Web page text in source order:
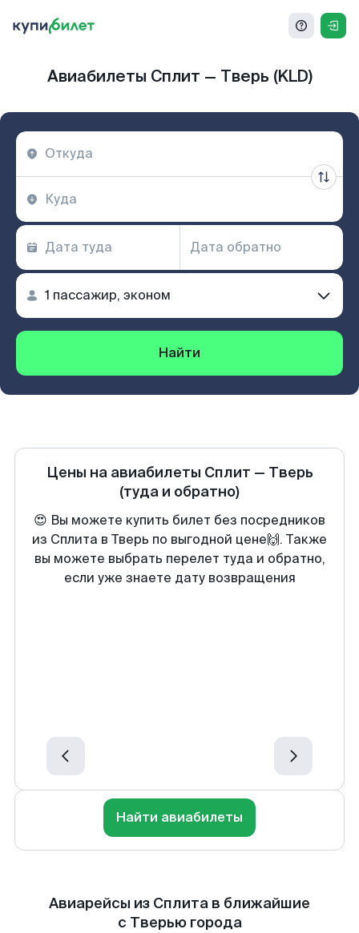
Авиабилеты Сплит — Тверь (KLD)
Найти
Цены на авиабилеты Сплит — Тверь
(туда и обратно)
😍 Вы можете купить билет без посредников
из Сплита в Тверь по выгодной цене🙌. Также
вы можете выбрать перелет туда и обратно,
если уже знаете дату возвращения
Найти авиабилеты
Авиарейсы из Сплита в ближайшие
с Тверью города